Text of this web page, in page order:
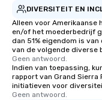
DIVERSITEIT EN
Alleen voor Amerikaanse
en/of het moederbedrijf
dan 51% eigendom is
van de volgende diverse
Geen antwoord.
Indien van toepassing,
rapport van Grand Sierra
initiatieven voor
Geen antwoord.